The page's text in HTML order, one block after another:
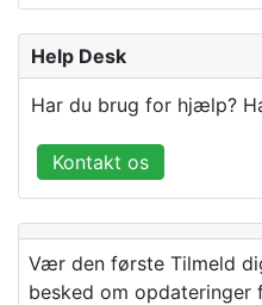
Help Desk
Har du brug for hjælp?
Kontakt os
Vær den første Tilmeld
besked om